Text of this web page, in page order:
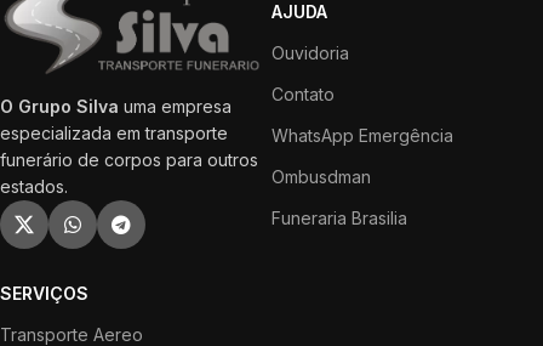
O Grupo Silva uma empresa
especializada em transporte
funerário de corpos para outros
estados.
AJUDA
Ouvidoria
Contato
WhatsApp Emergência
Ombusdman
Funeraria Brasilia
SERVIÇOS
Transporte Aereo